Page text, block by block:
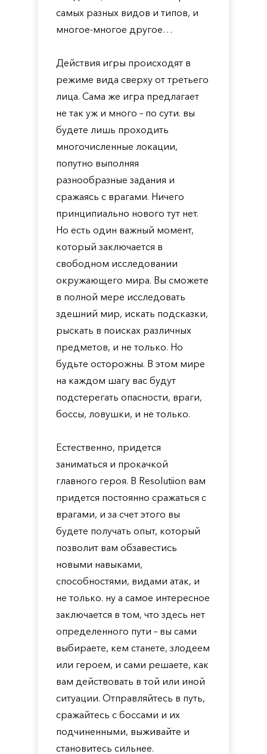
самых разных видов и типов, и
многое-многое другое…
Действия игры происходят в
режиме вида сверху от третьего
лица. Сама же игра предлагает
не так уж и много – по сути. вы
будете лишь проходить
многочисленные локации,
попутно выполняя
разнообразные задания и
сражаясь с врагами. Ничего
принципиально нового тут нет.
Но есть один важный момент,
который заключается в
свободном исследовании
окружающего мира. Вы сможете
в полной мере исследовать
здешний мир, искать подсказки,
рыскать в поисках различных
предметов, и не только. Но
будьте осторожны. В этом мире
на каждом шагу вас будут
подстерегать опасности, враги,
боссы, ловушки, и не только.
Естественно, придется
заниматься и прокачкой
главного героя. В Resolutiion вам
придется постоянно сражаться с
врагами, и за счет этого вы
будете получать опыт, который
позволит вам обзавестись
новыми навыками,
способностями, видами атак, и
не только. ну а самое интересное
заключается в том, что здесь нет
определенного пути – вы сами
выбираете, кем станете, злодеем
или героем, и сами решаете, как
вам действовать в той или иной
ситуации. Отправляйтесь в путь,
сражайтесь с боссами и их
подчиненными, выживайте и
становитесь сильнее.